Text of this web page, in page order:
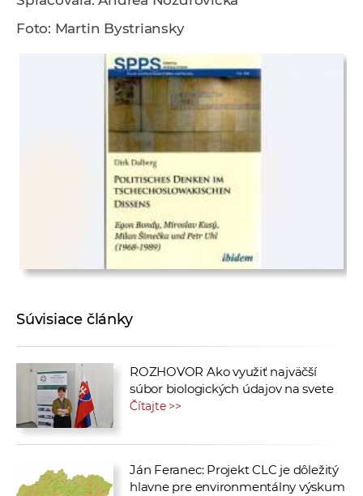
Foto: Martin Bystriansky
Súvisiace články
ROZHOVOR Ako využiť najväčší
súbor biologických údajov na svete
Čítajte >>
Ján Feranec: Projekt CLC je dôležitý
hlavne pre environmentálny výskum